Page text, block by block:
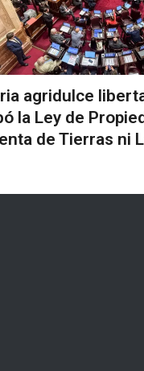
agridulce
la Ley de
de Tierras ni